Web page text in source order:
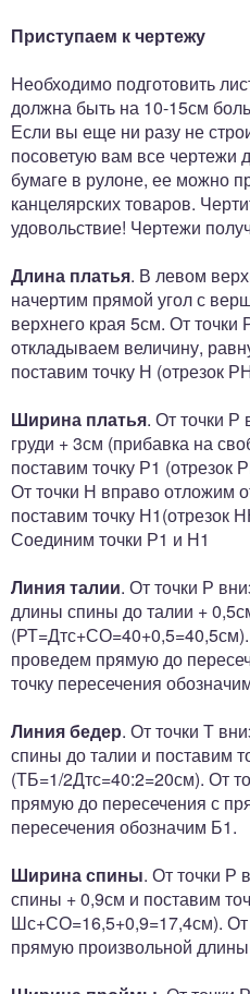
Приступаем к чертежу
Необходимо подготовить
должна быть на 10-15см
Если вы еще ни разу не
посоветую вам все чертежи
бумаге в рулоне, ее можно
канцелярских товаров.
удовольствие! Чертежи
Длина платья. В левом
начертим прямой угол с
верхнего края 5см. От точки
откладываем величину,
поставим точку Н (отрезок
Ширина платья. От точки Р
груди + 3см (прибавка на
поставим точку Р1
От точки Н вправо отложим
поставим точку Н1(отрезок
Соединим точки Р1 и Н1
Линия талии. От точки Р
длины спины до талии +
проведем прямую до
точку пересечения
Линия бедер. От точки Т
спины до талии и поставим
(ТБ=1/2Дтс=40:2=20см). От
прямую до пересечения с
пересечения обозначим Б1.
Ширина спины. От точки Р
спины + 0,9см и поставим
Шс+СО=16,5+0,9=17,4см). От
прямую произвольной длины